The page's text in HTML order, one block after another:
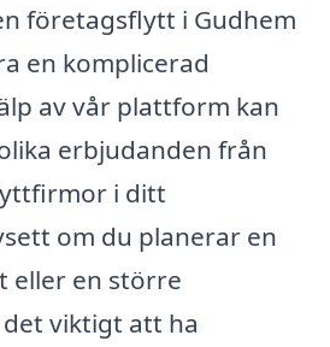
företagsflytt i Gudhem
en komplicerad
av vår plattform kan
erbjudanden från
i ditt
om du planerar en
eller en större
viktigt att ha